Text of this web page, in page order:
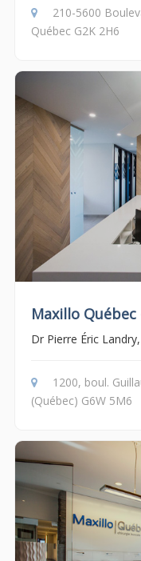
210-5600
Québec G2K 2H6
Maxillo
Dr Pierre Éric
1200, boul.
(Québec) G6W 5M6